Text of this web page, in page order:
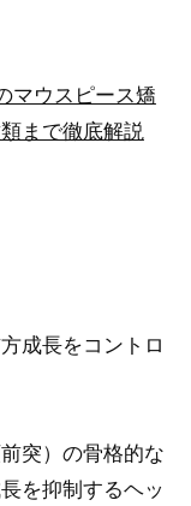
マウスピース矯
まで徹底解説
成長をコントロ
突）の骨格的な
を抑制するヘッ